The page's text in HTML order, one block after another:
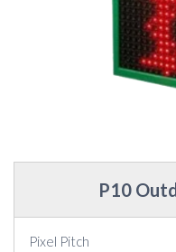
P10
Pixel Pitch